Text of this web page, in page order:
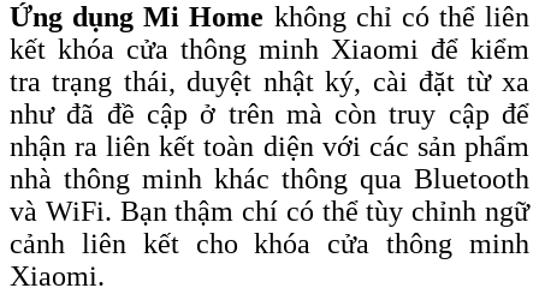
Ứng dụng Mi Home không chỉ có thể liên
kết khóa cửa thông minh Xiaomi để kiểm
tra trạng thái, duyệt nhật ký, cài đặt từ xa
như đã đề cập ở trên mà còn truy cập để
nhận ra liên kết toàn diện với các sản phẩm
nhà thông minh khác thông qua Bluetooth
và WiFi. Bạn thậm chí có thể tùy chỉnh ngữ
cảnh liên kết cho khóa cửa thông minh
Xiaomi.